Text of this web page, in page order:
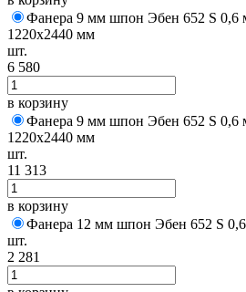
Фанера 9 мм шпон Эбен 652 S 0,6
1220х2440 мм
шт.
6 580
в корзину
Фанера 9 мм шпон Эбен 652 S 0,6
1220х2440 мм
шт.
11 313
в корзину
Фанера 12 мм шпон Эбен 652 S
шт.
2 281